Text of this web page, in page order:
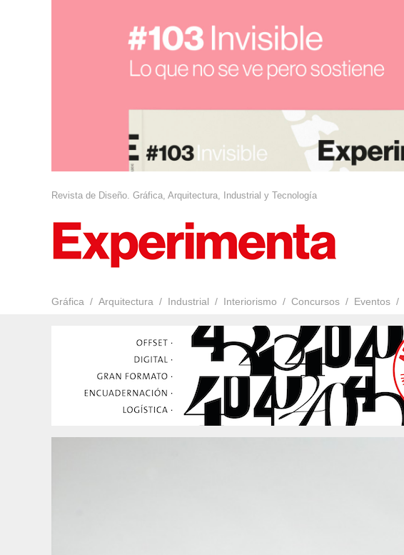
Revista de Diseño. Gráfica, Arquitectura, Industrial y Tecnología
Gráfica Arquitectura Industrial Interiorismo Concursos Eventos